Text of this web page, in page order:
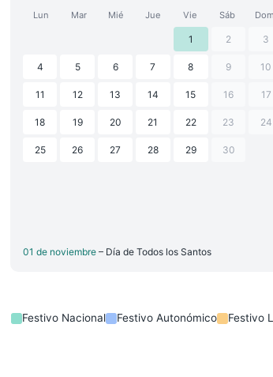
Lun Mar Mié Jue Vie Sáb Dom
1 2 3
4 5 6 7 8 9 10
11 12 13 14 15 16 17
18 19 20 21 22 23 24
25 26 27 28 29 30
01 de noviembre – Día de Todos los Santos
Festivo Nacional Festivo Autonómico Festivo